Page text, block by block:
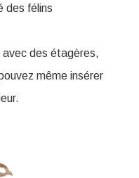
des félins
avec des étagères,
même insérer